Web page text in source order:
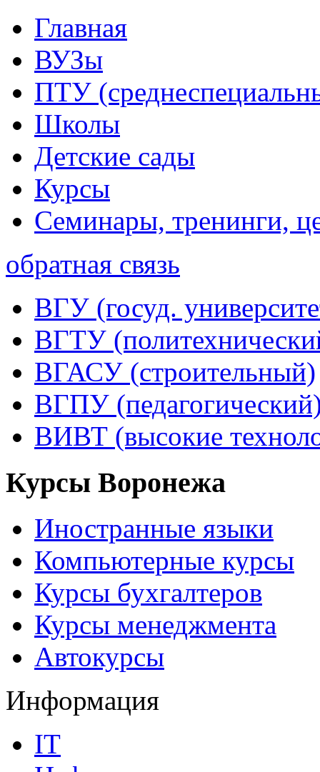
Главная
ВУЗы
ПТУ
Школы
Детские сады
Курсы
Семинары, тренинги,
обратная связь
ВГУ (госуд.
ВГТУ
ВГАСУ (строительный)
ВГПУ
ВИВТ (высокие
Курсы Воронежа
Иностранные языки
Компьютерные курсы
Курсы бухгалтеров
Курсы менеджмента
Автокурсы
Информация
IT